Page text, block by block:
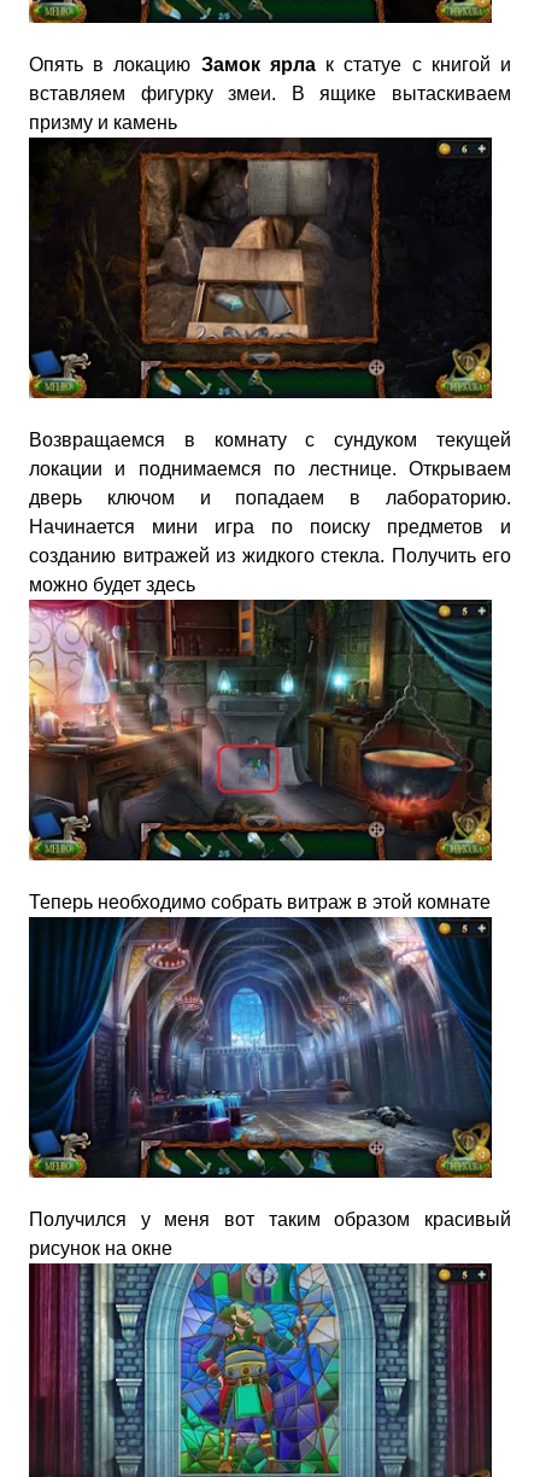
Опять в локацию Замок ярлак статуе с книгой и
вставляем фигурку змеи. В ящике вытаскиваем
призму и камень
Возвращаемся в комнату с сундуком текущей
локации и поднимаемся по лестнице. Открываем
дверь ключом и попадаем в лабораторию.
Начинается мини игра по поиску предметов и
созданию витражей из жидкого стекла. Получить его
можно будет здесь
Теперь необходимо собрать витраж в этой комнате
Получился у меня вот таким образом красивый
рисунок на окне